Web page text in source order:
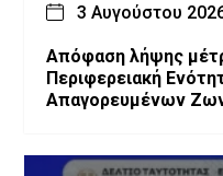
3 Αυγούστου
Απόφαση λήψης
Περιφερειακή
Απαγορευμένων